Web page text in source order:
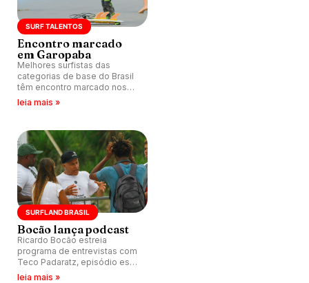
SURF TALENTOS
Encontro marcado
em Garopaba
Melhores surfistas das
categorias de base do Brasil
têm encontro marcado nos
dias 15 e 16 de abril em
leia mais »
SURFLAND BRASIL
Bocão lança podcast
Ricardo Bocão estreia
programa de entrevistas com
Teco Padaratz, episódio está
disponível no Spotify e
leia mais »